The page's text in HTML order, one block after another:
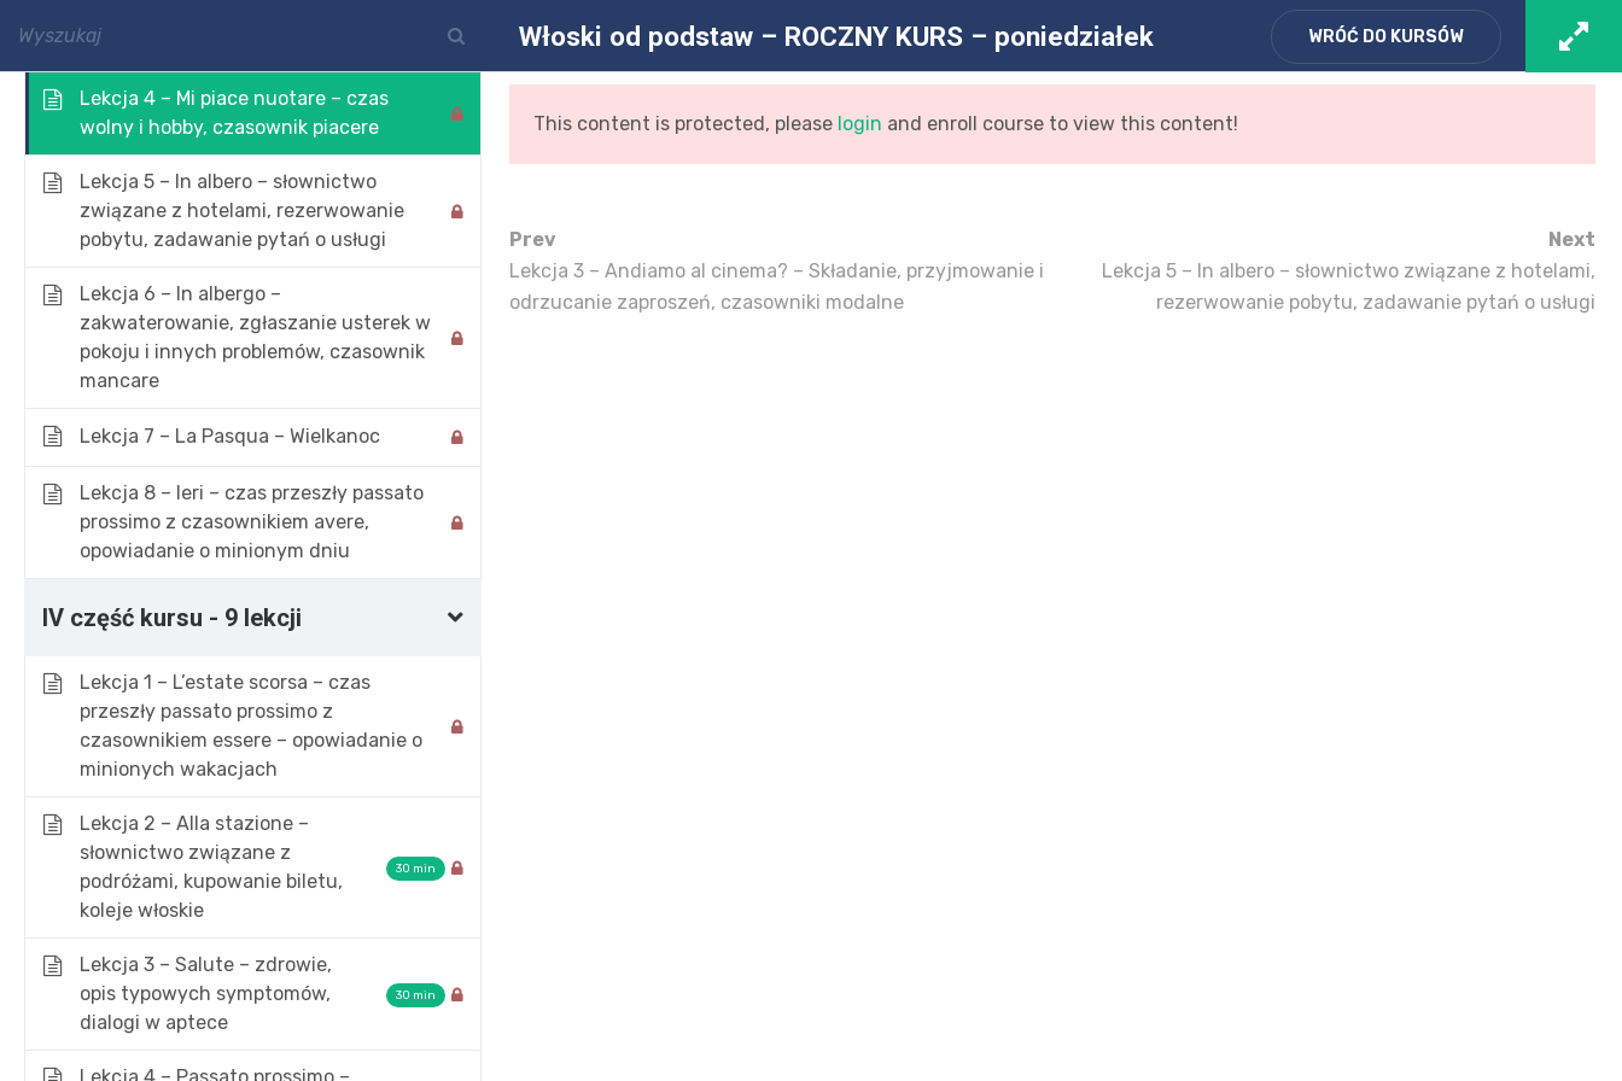
kontakt@polskawloszka.pl
/ Zarejestruj Koszyk
STRONA GŁÓWNA AKTUALNOŚCI O MNIE KURSY
Włoski od podstaw – ROCZNY KURS – poniedziałek
Strona Główna
POLSKAWLOSZKA.PL
Kursy online i korepetycje z
Włoski od podstaw – ROCZNY KURS – poniedziałek WRÓĆ DO KURSÓW
This content is protected, please login and enroll course to view this content!
Prev
Lekcja 3 – Andiamo al cinema? – Składanie, przyjmowanie i
odrzucanie zaproszeń, czasowniki modalne
Next
Lekcja 5 – In albero – słownictwo związane z hotelami,
rezerwowanie pobytu, zadawanie pytań o usługi
zaproszeń, czasowniki modalne
Lekcja 4 – Mi piace nuotare – czas
wolny i hobby, czasownik piacere
Lekcja 5 – In albero – słownictwo
związane z hotelami, rezerwowanie
pobytu, zadawanie pytań o usługi
Lekcja 6 – In albergo –
zakwaterowanie, zgłaszanie usterek w
pokoju i innych problemów, czasownik
mancare
Lekcja 7 – La Pasqua – Wielkanoc
Lekcja 8 – Ieri – czas przeszły passato
prossimo z czasownikiem avere,
opowiadanie o minionym dniu
IV część kursu - 9 lekcji
Lekcja 1 – L’estate scorsa – czas
przeszły passato prossimo z
czasownikiem essere – opowiadanie o
minionych wakacjach
Lekcja 2 – Alla stazione –
słownictwo związane z
podróżami, kupowanie biletu,
koleje włoskie
30 min
Lekcja 3 – Salute – zdrowie,
opis typowych symptomów,
dialogi w aptece
30 min